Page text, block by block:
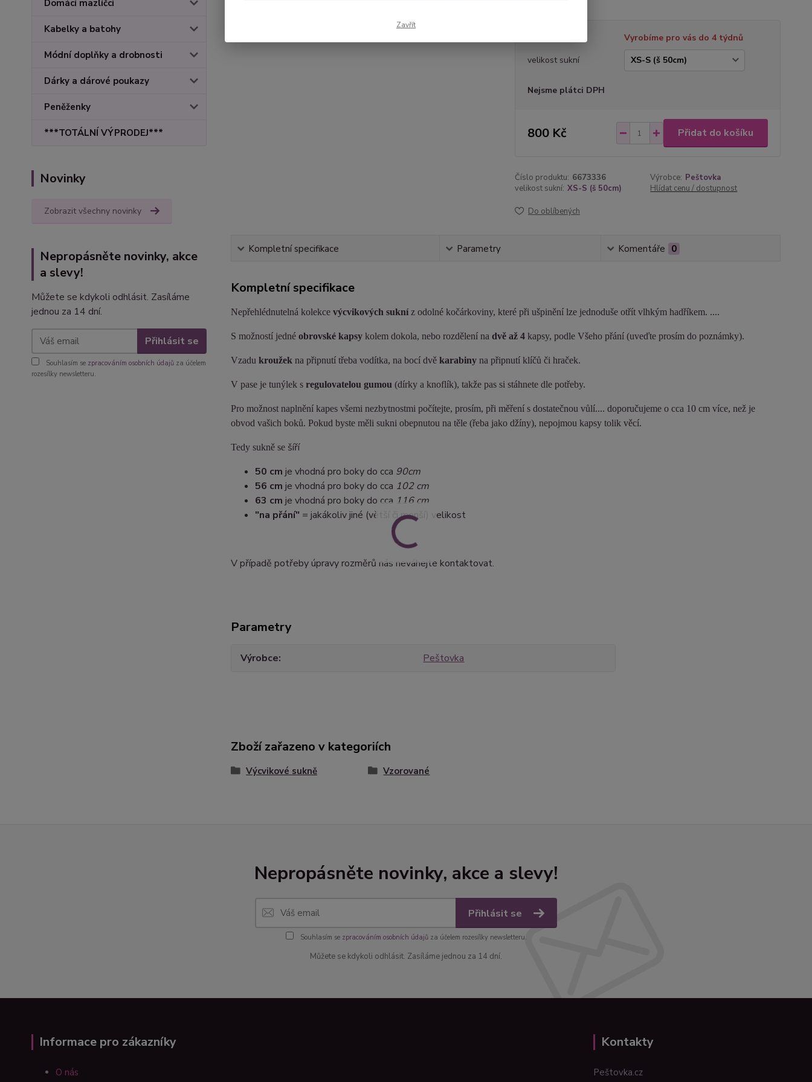
Domácí mazlíčci
Kabelky a batohy
Módní doplňky a drobnosti
Dárky a dárové poukazy
Peněženky
***TOTÁLNÍ VÝPRODEJ***
Novinky
Zobrazit všechny novinky
Nepropásněte novinky, akce
a slevy!
Můžete se kdykoli odhlásit. Zasíláme
jednou za 14 dní.
Přihlásit se
Souhlasím se zpracováním osobních údajů za účelem
rozesílky newsletteru.
Vyrobíme pro vás do 4 týdnů
velikost sukní
Nejsme plátci DPH
800 Kč Přidat do košíku
Číslo produktu: 6673336 Výrobce: Peštovka
velikost sukní: XS-S (š 50cm) Hlídat cenu / dostupnost
Do oblíbených
Kompletní specifikace Parametry Komentáře 0
Kompletní specifikace
Nepřehlédnutelná kolekce výcvikových sukníz odolné kočárkoviny, které při ušpinění lze jednoduše otřít vlhkým hadříkem. ....
S možností jedné obrovské kapsykolem dokola, nebo rozdělení na dvě až 4kapsy, podle Všeho přání (uveďte prosím do poznámky).
Vzadu kroužek na připnutí třeba vodítka, na bocí dvě karabinyna připnutí klíčů či hraček.
V pase je tunýlek s regulovatelou gumou (dírky a knoflík), takže pas si stáhnete dle potřeby.
Pro možnost naplnění kapes všemi nezbytnostmi počítejte, prosím, při měření s dostatečnou vůlí.... doporučujeme o cca 10 cm více, než je
obvod vašich boků. Pokud byste měli sukni obepnutou na těle (řeba jako džíny), nepojmou kapsy tolik věcí.
Tedy sukně se šíří
50 cm je vhodná pro boky do cca 90cm
56 cm je vhodná pro boky do cca 102 cm
63 cm je vhodná pro boky do cca 116 cm
"na přání"= jakákoliv jiné (větší či menší) velikost
V případě potřeby úpravy rozměrů nás neváhejte kontaktovat.
Parametry
Výrobce Peštovka
Zboží zařazeno v kategoriích
Výcvikové sukně Vzorované
Nepropásněte novinky, akce a slevy!
Přihlásit se
Souhlasím se zpracováním osobních údajůza účelem rozesílky newsletteru.
Můžete se kdykoli odhlásit. Zasíláme jednou za 14 dní.
Informace pro zákazníky
O nás
Kontakty
Peštovka.cz
Zavřít